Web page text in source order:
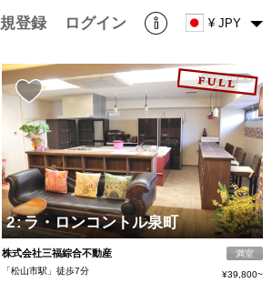
登録 ログイン ¥ JPY
2:ラ・ロンコントル泉町
株式会社三福綜合不動産
満室
「松山市駅」徒歩7分
¥39,800~